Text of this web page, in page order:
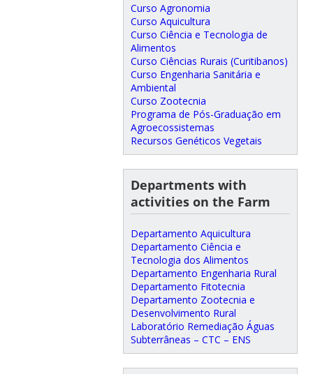
Curso Agronomia
Curso Aquicultura
Curso Ciência e Tecnologia de
Alimentos
Curso Ciências Rurais (Curitibanos)
Curso Engenharia Sanitária e
Ambiental
Curso Zootecnia
Programa de Pós-Graduação em
Agroecossistemas
Recursos Genéticos Vegetais
Departments with
activities on the Farm
Departamento Aquicultura
Departamento Ciência e
Tecnologia dos Alimentos
Departamento Engenharia Rural
Departamento Fitotecnia
Departamento Zootecnia e
Desenvolvimento Rural
Laboratório Remediação Águas
Subterrâneas – CTC – ENS